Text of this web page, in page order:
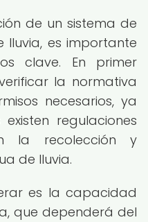
de un sistema de
es importante
clave. En primer
la normativa
necesarios, ya
regulaciones
la recolección y
de lluvia.
es la capacidad
que dependerá del